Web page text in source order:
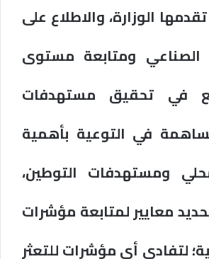
الوزارة، والاطلاع على
الصناعي ومتابعة مستوى
في تحقيق مستهدفات
في التوعية بأهمية
ومستهدفات التوطين،
معايير لمتابعة مؤشرات
لتفادي أي مؤشرات للتعثر